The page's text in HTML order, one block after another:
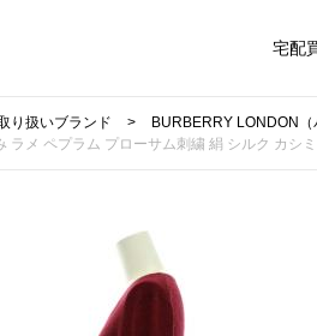
宅配
り扱いブランド
BURBERRY LONDON
ラメ ペプラム プローサム刺繍 絹 シルク カシ